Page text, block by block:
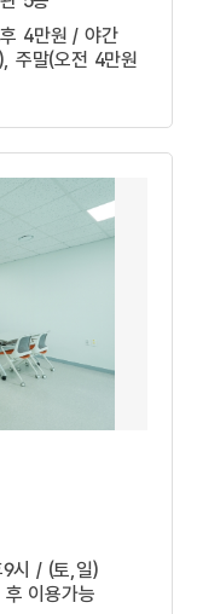
4만원 / 야간
주말(오전 4만원
9시 / (토,일)
이용가능